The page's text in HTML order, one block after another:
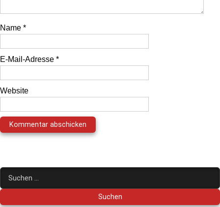
Name *
E-Mail-Adresse *
Website
Suchen
nach: